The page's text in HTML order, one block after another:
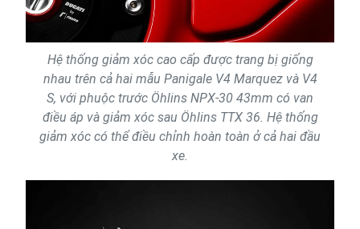
Hệ thống giảm xóc cao cấp được trang bị giống
nhau trên cả hai mẫu Panigale V4 Marquez và V4
S, với phuộc trước Öhlins NPX-30 43mm có van
điều áp và giảm xóc sau Öhlins TTX 36. Hệ thống
giảm xóc có thể điều chỉnh hoàn toàn ở cả hai đầu
xe.